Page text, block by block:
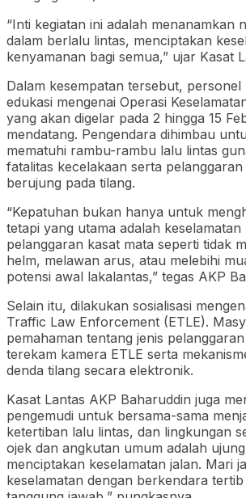
“Inti kegiatan ini adalah menanamkan
dalam berlalu lintas, menciptakan
kenyamanan bagi semua,” ujar Kasat
Dalam kesempatan tersebut, personel
edukasi mengenai Operasi
yang akan digelar pada 2 hingga 15
mendatang. Pengendara dihimbau
mematuhi rambu-rambu lalu lintas
fatalitas kecelakaan serta
berujung pada tilang.
“Kepatuhan bukan hanya untuk
tetapi yang utama adalah
pelanggaran kasat mata seperti tidak
helm, melawan arus, atau melebihi
potensi awal lakalantas,” tegas AKP
Selain itu, dilakukan sosialisasi
Traffic Law Enforcement (ETLE).
pemahaman tentang jenis
terekam kamera ETLE serta
denda tilang secara elektronik.
Kasat Lantas AKP Baharuddin juga
pengemudi untuk bersama-sama
ketertiban lalu lintas, dan lingkungan
ojek dan angkutan umum adalah
menciptakan keselamatan jalan. Mari
keselamatan dengan berkendara